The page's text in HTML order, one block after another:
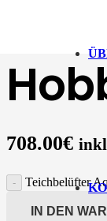
708.00€
Teichbelüfter
IN DEN